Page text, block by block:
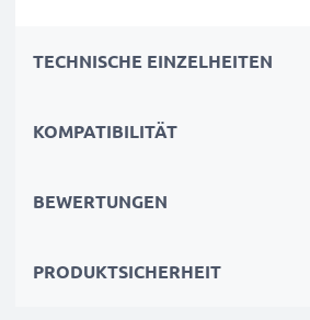
getestet, um ein optimales
Kurzschluss-, Überhitzungs- und
Standards – deshalb erhalten Sie
TECHNISCHE EINZELHEITEN
KOMPATIBILITÄT
BEWERTUNGEN
PRODUKTSICHERHEIT